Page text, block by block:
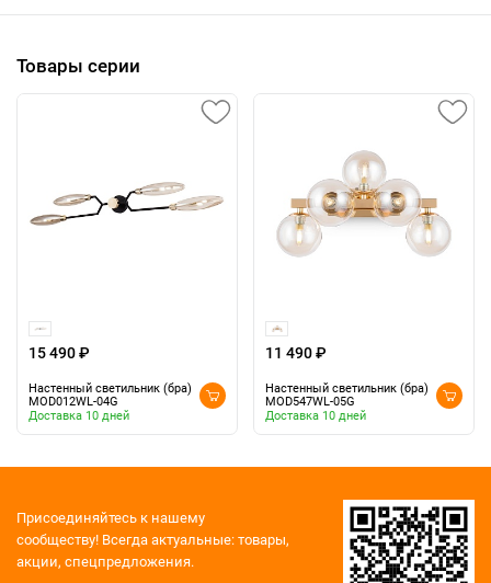
Товары серии
15 490 ₽
Настенный светильник (бра)
MOD012WL-04G
Доставка 10 дней
11 490 ₽
Настенный светильник (бра)
MOD547WL-05G
Доставка 10 дней
Присоединяйтесь к нашему
сообществу! Всегда актуальные: товары,
акции, спецпредложения.